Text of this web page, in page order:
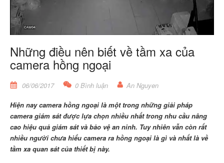
Những điều nên biết về tầm xa của
camera hồng ngoại
06/06/2017 0 Bình luận An Nguyen
Hiện nay camera hồng ngoại là một trong những giải pháp
camera giám sát được lựa chọn nhiều nhất trong nhu cầu nâng
cao hiệu quả giám sát và bảo vệ an ninh. Tuy nhiên vẫn còn rất
nhiều người chưa hiểu camera ra hồng ngoại là gì và nhất là về
tầm xa quan sát của thiết bị này.